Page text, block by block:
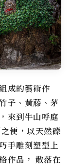
成的藝術作
子、黃藤、茅
來到牛山呼庭
便，以天然礫
手雕刻塑型上
作品， 散落在